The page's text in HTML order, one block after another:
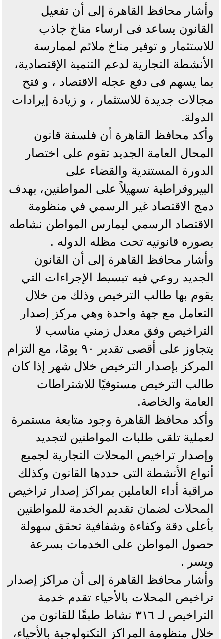
وأشار محافظ القاهرة إلى أن تفعيل
القانون يساعد فى ارساء مناخ جاذب
للاستثمار و توفير مناخ ملائم لممارسة
الأنشطة التجارية لدعم التنمية الإقتصادية،
بما يسهم فى دفع عجلة الاقتصاد ، و فتح
مجالات جديدة للاستثمار ، و زيادة إيرادات
الدولة.
وأكد محافظ القاهرة أن فلسفة قانون
المحال العامة الجديد تقوم على اختصار
الدورة المستندية والقضاء على
البيروقراطية تسهيلاً على المواطنين، بهدف
دمج الاقتصاد غير الرسمي في منظومة
الاقتصاد الرسمي ليمارس المواطن نشاطه
بصورة قانونية تحت مظلة الدولة .
وأشار محافظ القاهرة إلى أن القانون
الجديد روعي فيه تبسيط الإجراءات التي
يقوم بها طالب الترخيص وذلك من خلال
التعامل مع جهة واحدة وهي مركز إصدار
التراخيص وفق معدل زمني مناسب لا
يتجاوز على أقصى تقدير ٩٠ يومًا، مع التزام
المركز بإصدار الترخيص خلال شهر إذا كان
طالب الترخيص مستوفيًا للاشتراطات
العامة والخاصة.
وأكد محافظ القاهرة وجود متابعة مستمرة
لعملية تلقى طلبات المواطنين لتجديد
وإصدار تراخيص المحلات التجارية لجميع
أنواع الأنشطة التى حددها القانون وكذلك
مراقبة أداء العاملين بمراكز إصدار تراخيص
المحلات لضمان تقديم الخدمة للمواطنين
بأعلى دقة وكفاءة وشفافية تحقق سهولة
حصول المواطن على الخدمات بسرعة
ويسر .
وأشار محافظ القاهرة إلى أن مراكز إصدار
تراخيص المحلات بالأحياء تقدم خدمة
التراخيص لـ ٣١٦ نشاط طبقًا للقانون من
خلال منظومة المراكز التكنولوجية بالأحياء،